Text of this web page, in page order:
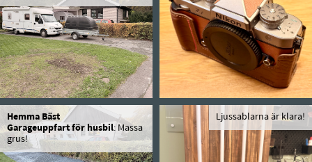
Hemma Bäst
Garageuppfart för husbil: Massa
grus!
Ljussablarna är klara!